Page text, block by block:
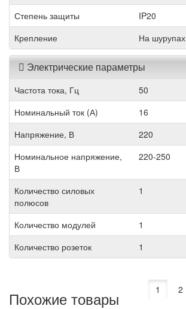
Степень защиты
IP20
Крепление
На шурупах
Электрические параметры
Частота тока, Гц
50
Номинальный ток (А)
16
Напряжение, В
220
Номинальное напряжение,
В
220-250
Количество силовых
полюсов
1
Количество модулей
1
Количество розеток
1
Похожие товары 1 2